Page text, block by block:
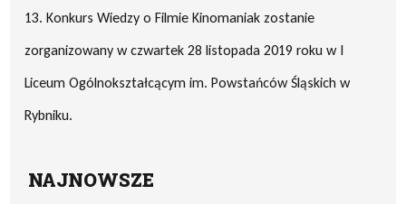
13. Konkurs Wiedzy o Filmie Kinomaniak zostanie
zorganizowany w czwartek 28 listopada 2019 roku w I
Liceum Ogólnokształcącym im. Powstańców Śląskich w
Rybniku.
NAJNOWSZE